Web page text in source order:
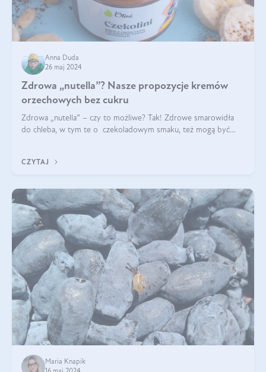
Anna Duda
26 maj 2024
Zdrowa „nutella”? Nasze propozycje kremów
orzechowych bez cukru
Zdrowa „nutella” – czy to możliwe? Tak! Zdrowe smarowidła
do chleba, w tym te o czekoladowym smaku, też mogą być
CZYTAJ
Maria Knapik